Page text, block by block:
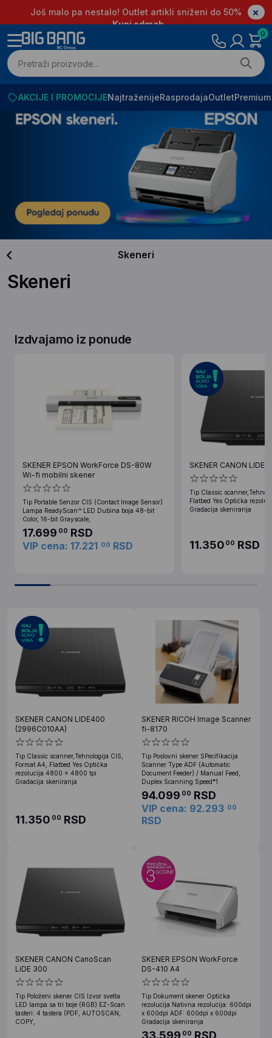
Još malo pa nestalo! Outlet artikli sniženi do 50%
Kupi odmah
0
AKCIJE I PROMOCIJENajtraženijeRasprodajaOutlet
Skeneri
Skeneri
Izdvajamo iz ponude
SKENER EPSON WorkForce DS-80W
Wi-fi mobilni skener
Tip Portable Senzor CIS (Contact Image Sensor)
Lampa ReadyScan™ LED Dubina boja 48-bit
Color, 16-bit Grayscale,
17.699 00 RSD
VIP cena: 17.221 00 RSD
SKENER CANON
Tip Classic
Flatbed Yes Optička
Gradacija skeniranja
11.350 00 RSD
SKENER CANON LIDE400
(2996C010AA)
Tip Classic scanner,Tehnologija CIS,
Format A4, Flatbed Yes Optička
rezolucija 4800 x 4800 tpi
Gradacija skeniranja
11.350 00 RSD
SKENER RICOH Image Scanner
fi-8170
Tip Poslovni skener SPecifikacija
Scanner Type ADF (Automatic
Document Feeder) / Manual Feed,
Duplex Scanning Speed*1
94.099 00 RSD
VIP cena: 92.293 00
RSD
SKENER CANON CanoScan
LiDE 300
Tip Položeni skener CIS Izvor svetla
LED lampa sa tri boje (RGB) EZ-Scan
tasteri: 4 tastera (PDF, AUTOSCAN,
COPY,
SKENER EPSON WorkForce
DS-410 A4
Tip Dokument skener Optička
rezolucija Nativna rezolucija: 600dpi
x 600dpi ADF: 600dpi x 600dpi
Gradacija skeniranja
00